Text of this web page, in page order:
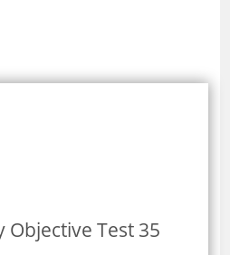
Objective Test 35